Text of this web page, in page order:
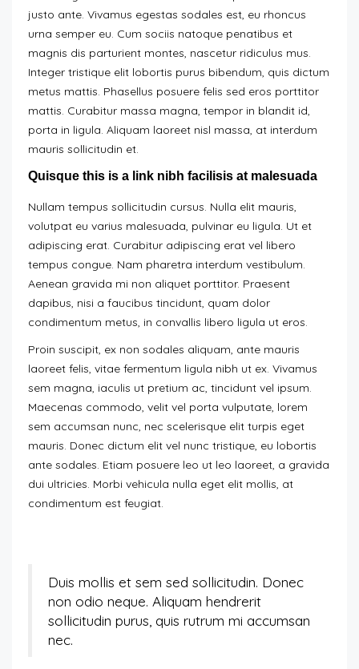
justo ante. Vivamus egestas sodales est, eu rhoncus
urna semper eu. Cum sociis natoque penatibus et
magnis dis parturient montes, nascetur ridiculus mus.
Integer tristique elit lobortis purus bibendum, quis dictum
metus mattis. Phasellus posuere felis sed eros porttitor
mattis. Curabitur massa magna, tempor in blandit id,
porta in ligula. Aliquam laoreet nisl massa, at interdum
mauris sollicitudin et.
Quisque this is a link nibh facilisis at malesuada
Nullam tempus sollicitudin cursus. Nulla elit mauris,
volutpat eu varius malesuada, pulvinar eu ligula. Ut et
adipiscing erat. Curabitur adipiscing erat vel libero
tempus congue. Nam pharetra interdum vestibulum.
Aenean gravida mi non aliquet porttitor. Praesent
dapibus, nisi a faucibus tincidunt, quam dolor
condimentum metus, in convallis libero ligula ut eros.
Proin suscipit, ex non sodales aliquam, ante mauris
laoreet felis, vitae fermentum ligula nibh ut ex. Vivamus
sem magna, iaculis ut pretium ac, tincidunt vel ipsum.
Maecenas commodo, velit vel porta vulputate, lorem
sem accumsan nunc, nec scelerisque elit turpis eget
mauris. Donec dictum elit vel nunc tristique, eu lobortis
ante sodales. Etiam posuere leo ut leo laoreet, a gravida
dui ultricies. Morbi vehicula nulla eget elit mollis, at
condimentum est feugiat.
Duis mollis et sem sed sollicitudin. Donec
non odio neque. Aliquam hendrerit
sollicitudin purus, quis rutrum mi accumsan
nec.